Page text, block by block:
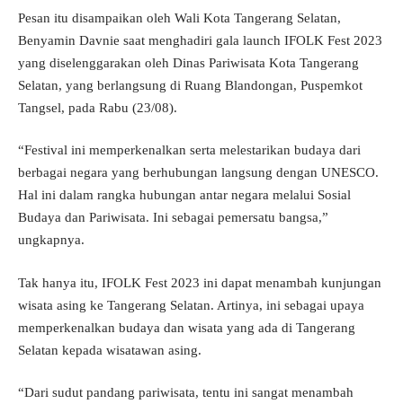
Pesan itu disampaikan oleh Wali Kota Tangerang Selatan,
Benyamin Davnie saat menghadiri gala launch IFOLK Fest 2023
yang diselenggarakan oleh Dinas Pariwisata Kota Tangerang
Selatan, yang berlangsung di Ruang Blandongan, Puspemkot
Tangsel, pada Rabu (23/08).
“Festival ini memperkenalkan serta melestarikan budaya dari
berbagai negara yang berhubungan langsung dengan UNESCO.
Hal ini dalam rangka hubungan antar negara melalui Sosial
Budaya dan Pariwisata. Ini sebagai pemersatu bangsa,”
ungkapnya.
Tak hanya itu, IFOLK Fest 2023 ini dapat menambah kunjungan
wisata asing ke Tangerang Selatan. Artinya, ini sebagai upaya
memperkenalkan budaya dan wisata yang ada di Tangerang
Selatan kepada wisatawan asing.
“Dari sudut pandang pariwisata, tentu ini sangat menambah